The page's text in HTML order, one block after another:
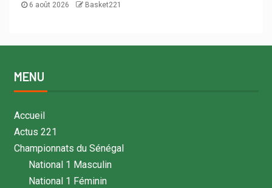
6 août 2026 Basket221
MENU
Accueil
Actus 221
Championnats du Sénégal
National 1 Masculin
National 1 Féminin